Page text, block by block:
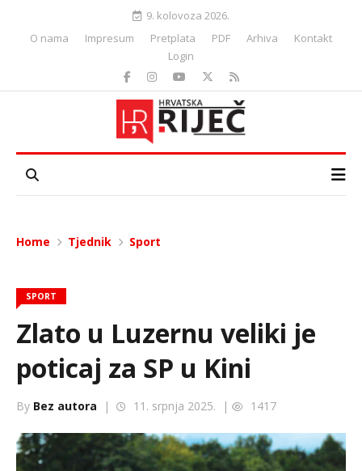
9. kolovoza 2026.
O nama
Impresum Pretplata PDF Arhiva
Kontakt
Login
Home Tjednik Sport
SPORT
Zlato u Luzernu veliki je
poticaj za SP u Kini
By Bez autora | 11. srpnja 2025. | 1417